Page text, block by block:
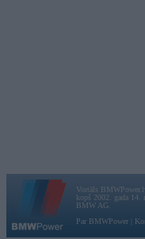
Vortāls
kopš 2002. gada 14.
BMW AG.
Par BMWPower